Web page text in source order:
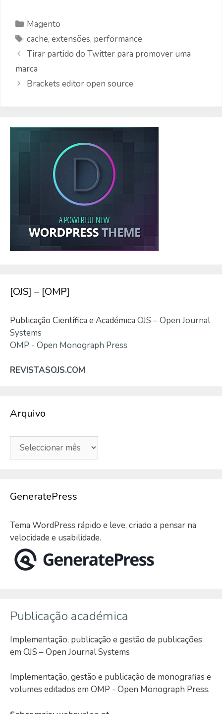
Categorias
Magento
Etiquetas
cache,extensões, performance
Tirar partido do Twitter para promover uma
marca
Brackets editor open source
[OJS] – [OMP]
Publicação Científica e Académica OJS – Open Journal
Systems
OMP - Open Monograph Press
REVISTASOJS.COM
Arquivo
Arquivo
GeneratePress
Tema WordPress rápido e leve, criado a pensar na
velocidade e usabilidade.
Publicação académica
Implementação, publicação e gestão de publicações
em OJS – Open Journal Systems
Implementação, gestão e publicação de monografias e
volumes editados em OMP - Open Monograph Press.